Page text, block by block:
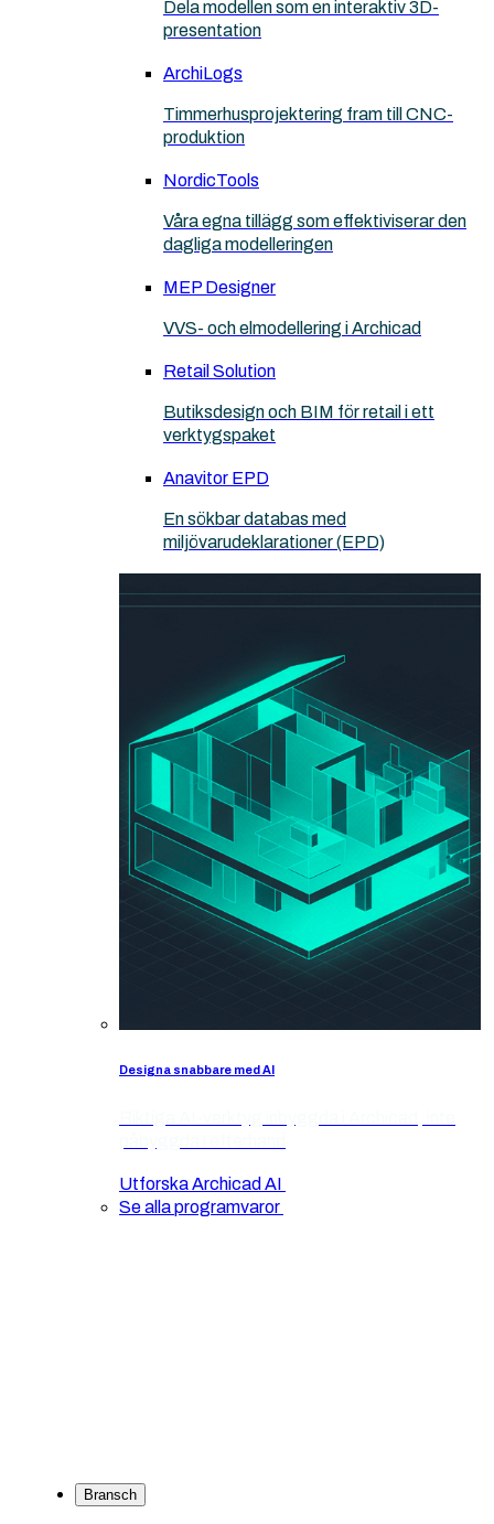
Dela modellen som en interaktiv 3D-
presentation
ArchiLogs
Timmerhusprojektering fram till CNC-
produktion
NordicTools
Våra egna tillägg som effektiviserar den
dagliga modelleringen
MEP Designer
VVS- och elmodellering i Archicad
Retail Solution
Butiksdesign och BIM för retail i ett
verktygspaket
Anavitor EPD
En sökbar databas med
miljövarudeklarationer (EPD)
Designa snabbare med AI
Utforska Archicad AI
Se alla programvaror
Bransch